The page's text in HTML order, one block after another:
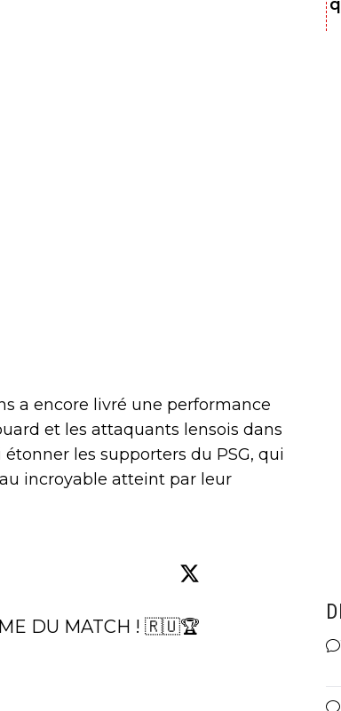
a encore livré une performance
et les attaquants lensois dans
les supporters du PSG, qui
incroyable atteint par leur
DU MATCH ! 🇷🇺🏆